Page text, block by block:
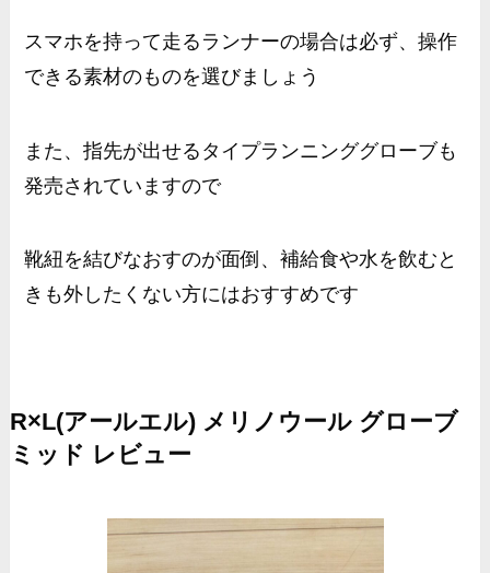
スマホを持って走るランナーの場合は必ず、操作
できる素材のものを選びましょう
また、指先が出せるタイプランニンググローブも
発売されていますので
靴紐を結びなおすのが面倒、補給食や水を飲むと
きも外したくない方にはおすすめです
R×L(アールエル) メリノウール グローブ
ミッド レビュー